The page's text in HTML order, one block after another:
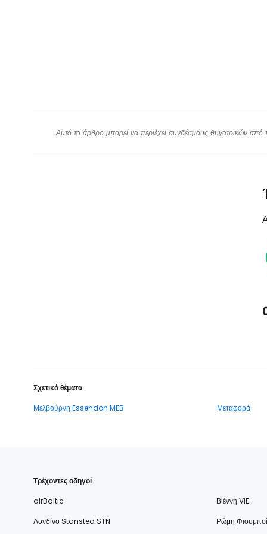
Αυτό το άρθρο μπορεί να περιέχει συνδέσμους θυγατρικών από
Σχετικά θέματα
Μελβούρνη Essendon MEB
Μεταφορά
Τρέχοντες οδηγοί
airBaltic
Βιέννη VIE
Λονδίνο Stansted STN
Ρώμη